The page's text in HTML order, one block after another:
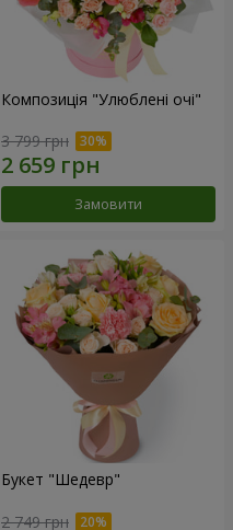
Композиція "Улюблені очі"
3 799 грн
Замовити
Букет "Шедевр"
2 749 грн